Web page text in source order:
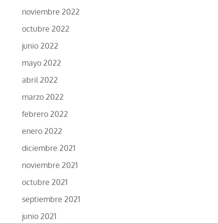
noviembre 2022
octubre 2022
junio 2022
mayo 2022
abril 2022
marzo 2022
febrero 2022
enero 2022
diciembre 2021
noviembre 2021
octubre 2021
septiembre 2021
junio 2021